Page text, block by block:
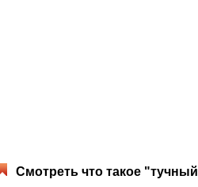
Смотреть что такое